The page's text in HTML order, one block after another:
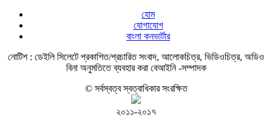
হোম
যোগাযোগ
বাংলা কনভার্টার
নোটিশ : ডেইলি সিলেটে প্রকাশিত/প্রচারিত সংবাদ, আলোকচিত্র, ভিডিওচিত্র, অডিও
বিনা অনুমতিতে ব্যবহার করা বেআইনি -সম্পাদক
© সর্বস্বত্ব স্বত্বাধিকার সংরক্ষিত
২০১১-২০১৭